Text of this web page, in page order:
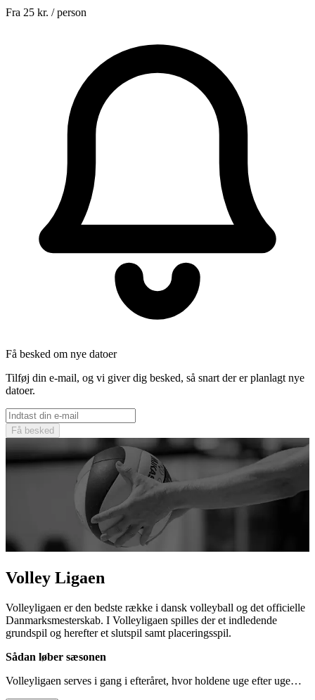
Fra 25 kr. / person
Få besked om nye datoer
Tilføj din e-mail, og vi giver dig besked, så snart der er planlagt nye
datoer.
Få besked
Volley Ligaen
Volleyligaen er den bedste række i dansk volleyball og det officielle
Danmarksmesterskab. I Volleyligaen spilles der et indledende
grundspil og herefter et slutspil samt placeringsspil.
Sådan løber sæsonen
Volleyligaen serves i gang i efteråret, hvor holdene uge efter uge…